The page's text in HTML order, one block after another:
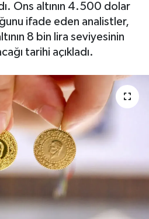
Ons altının 4.500 dolar
ifade eden analistler,
8 bin lira seviyesinin
tarihi açıkladı.